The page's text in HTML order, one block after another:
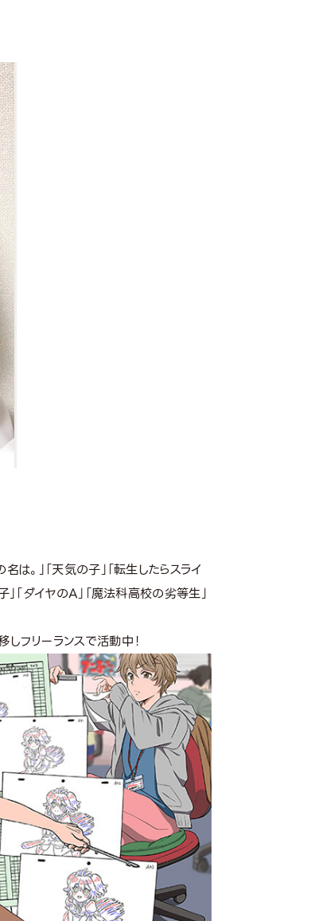
は。」「天気の子」「転生したらスライ
「ダイヤのA」「魔法科高校の劣等生」
フリーランスで活動中！